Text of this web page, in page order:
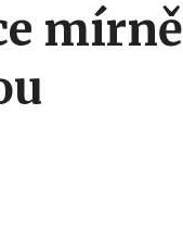
mírně